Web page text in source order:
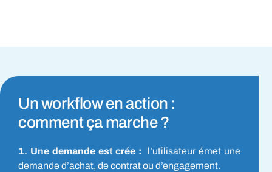
Un workflow en action :
comment ça marche ?
1. Une demande est crée : l’utilisateur émet une
demande d’achat, de contrat ou d’engagement.